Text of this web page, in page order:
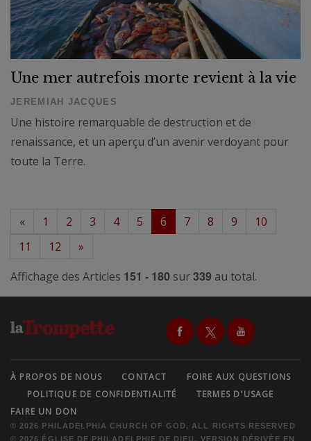
Une mer autrefois morte revient à la vie
JEREMIAH JACQUES
Une histoire remarquable de destruction et de
renaissance, et un aperçu d’un avenir verdoyant pour
toute la Terre.
« 1 2 3 4 5 6 7 8 9
10
11
12
»
Affichage des Articles 151 - 180 sur339 au total.
À PROPOS DE NOUS CONTACT
FOIRE AUX QUESTIONS
POLITIQUE DE CONFIDENTIALITÉ
TERMES D'USAGE
FAIRE UN DON
© 2026 PHILADELPHIA CHURCH OF GOD, ALL RIGHTS RESERVED
© 2026 ÉGLISE DE PHILADELPHIE DE DIEU, VERSION DÉRIVÉE EN